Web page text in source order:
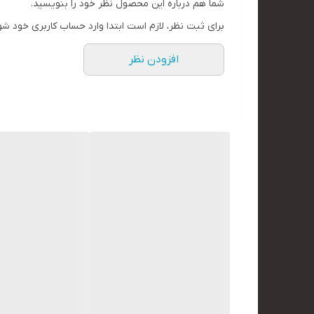
شما هم درباره این محصول نظر خود را بنویسید.
برای ثبت نظر، لازم است ابتدا وارد حساب کاربری خود
افزودن نظر